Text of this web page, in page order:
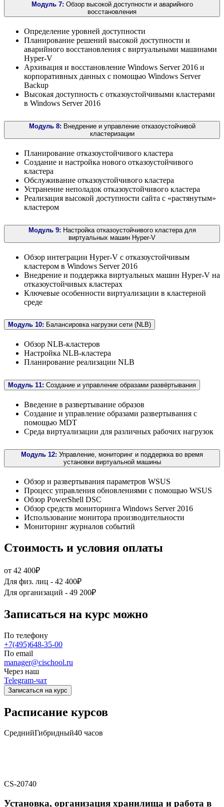
Модуль 7: Обзор высокой доступности и аварийного
восстановления
Определение уровней доступности
Планирование решений высокой доступности и
аварийного восстановления с виртуальными машинами
Hyper-V
Архивация и восстановление Windows Server 2016 и
корпоративных данных с помощью Windows Server
Backup
Высокая доступность с отказоустойчивыми кластерами
в Windows Server 2016
Модуль 8: Внедрение и управление отказоустойчивой
кластеризации
Планирование отказоустойчивого кластера
Создание и настройка нового отказоустойчивого
кластера
Обслуживание отказоустойчивого кластера
Устранение неполадок отказоустойчивого кластера
Реализация высокой доступности сайта с «растянутым»
кластером
Модуль 9: Настройка отказоустойчивого кластера для
виртуальных машин Hyper-V
Обзор интеграции Hyper-V с отказоустойчивым
кластером в Windows Server 2016
Внедрение и поддержка виртуальных машин Hyper-V на
отказоустойчивых кластерах
Ключевые особенности виртуализации в кластерной
среде
Модуль 10: Балансировка нагрузки сети (NLB)
Обзор NLB-кластеров
Настройка NLB-кластера
Планирование реализации NLB
Модуль 11: Создание и управление образами развёртывания
Введение в развертывание образов
Создание и управление образами развертывания с
помощью MDT
Среда виртуализации для различных рабочих нагрузок
Модуль 12: Управление, мониторинг и поддержка во время
установки виртуальной машины
Обзор и развертывания параметров WSUS
Процесс управления обновлениями с помощью WSUS
Обзор PowerShell DSC
Обзор средств мониторинга Windows Server 2016
Использование монитора производительности
Мониторинг журналов событий
Стоимость и условия оплаты
от 42 400₽
Для физ. лиц - 42 400₽
Для организаций - 49 200₽
Записаться на курс можно
По телефону
+7(495)648-35-00
По email
manager@cischool.ru
Через наш
Telegram-чат
Записаться на курс
Расписание курсов
СреднийГибридный40 часов
CS-20740
Установка, организация хранилища и работа в